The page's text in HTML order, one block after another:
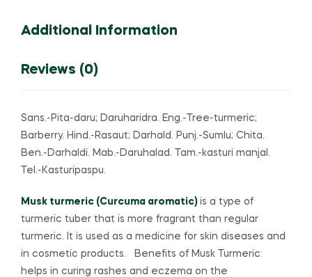
Additional Information
Reviews (0)
Sans.-Pita-daru; Daruharidra. Eng.-Tree-turmeric;
Barberry. Hind.-Rasaut; Darhald. Punj.-Sumlu; Chita.
Ben.-Darhaldi. Mab.-Daruhalad. Tam.-kasturi manjal.
Tel.-Kasturipaspu.
Musk turmeric (Curcuma aromatic) is a type of
turmeric tuber that is more fragrant than regular
turmeric. It is used as a medicine for skin diseases and
in cosmetic products.
Benefits of Musk Turmeric:
helps in curing rashes and eczema on the